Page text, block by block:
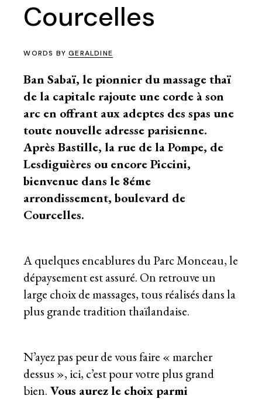
Courcelles
WORDS BYGERALDINE
Ban Sabaï, le pionnier du massage thaï
de la capitale rajoute une corde à son
arc en offrant aux adeptes des spas une
toute nouvelle adresse parisienne.
Après Bastille, la rue de la Pompe, de
Lesdiguières ou encore Piccini,
bienvenue dans le 8éme
arrondissement, boulevard de
Courcelles.
A quelques encablures du Parc Monceau, le
dépaysement est assuré. On retrouve un
large choix de massages, tous réalisés dans la
plus grande tradition thaïlandaise.
N’ayez pas peur de vous faire « marcher
dessus », ici, c’est pour votre plus grand
bien. Vous aurez le choix parmi